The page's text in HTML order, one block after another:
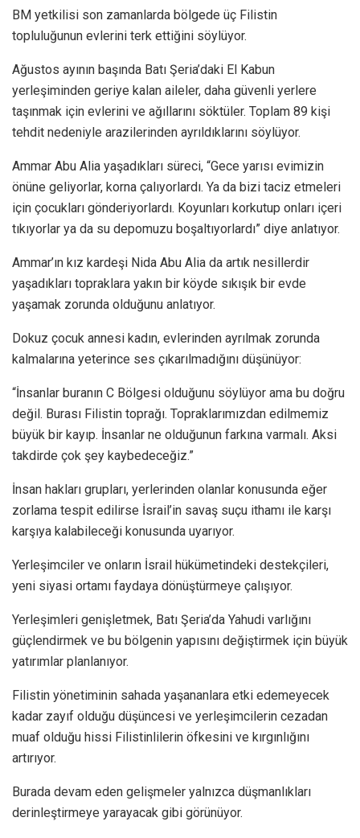
BM yetkilisi son zamanlarda bölgede üç Filistin
topluluğunun evlerini terk ettiğini söylüyor.
Ağustos ayının başında Batı Şeria’daki El Kabun
yerleşiminden geriye kalan aileler, daha güvenli yerlere
taşınmak için evlerini ve ağıllarını söktüler. Toplam 89 kişi
tehdit nedeniyle arazilerinden ayrıldıklarını söylüyor.
Ammar Abu Alia yaşadıkları süreci, “Gece yarısı evimizin
önüne geliyorlar, korna çalıyorlardı. Ya da bizi taciz etmeleri
için çocukları gönderiyorlardı. Koyunları korkutup onları içeri
tıkıyorlar ya da su depomuzu boşaltıyorlardı” diye anlatıyor.
Ammar’ın kız kardeşi Nida Abu Alia da artık nesillerdir
yaşadıkları topraklara yakın bir köyde sıkışık bir evde
yaşamak zorunda olduğunu anlatıyor.
Dokuz çocuk annesi kadın, evlerinden ayrılmak zorunda
kalmalarına yeterince ses çıkarılmadığını düşünüyor:
“İnsanlar buranın C Bölgesi olduğunu söylüyor ama bu doğru
değil. Burası Filistin toprağı. Topraklarımızdan edilmemiz
büyük bir kayıp. İnsanlar ne olduğunun farkına varmalı. Aksi
takdirde çok şey kaybedeceğiz.”
İnsan hakları grupları, yerlerinden olanlar konusunda eğer
zorlama tespit edilirse İsrail’in savaş suçu ithamı ile karşı
karşıya kalabileceği konusunda uyarıyor.
Yerleşimciler ve onların İsrail hükümetindeki destekçileri,
yeni siyasi ortamı faydaya dönüştürmeye çalışıyor.
Yerleşimleri genişletmek, Batı Şeria’da Yahudi varlığını
güçlendirmek ve bu bölgenin yapısını değiştirmek için büyük
yatırımlar planlanıyor.
Filistin yönetiminin sahada yaşananlara etki edemeyecek
kadar zayıf olduğu düşüncesi ve yerleşimcilerin cezadan
muaf olduğu hissi Filistinlilerin öfkesini ve kırgınlığını
artırıyor.
Burada devam eden gelişmeler yalnızca düşmanlıkları
derinleştirmeye yarayacak gibi görünüyor.